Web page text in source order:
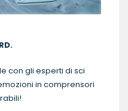
con gli esperti di sci
in comprensori